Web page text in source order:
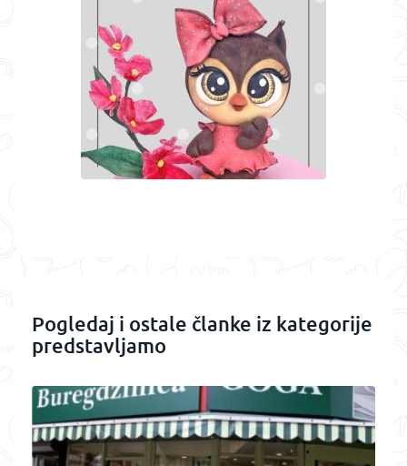
Pogledaj i ostale članke iz kategorije
predstavljamo